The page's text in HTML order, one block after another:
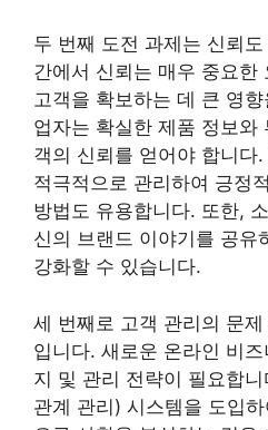
두 번째 도전 과제는 신뢰
간에서 신뢰는 매우 중요한
고객을 확보하는 데 큰 영
업자는 확실한 제품 정보와
객의 신뢰를 얻어야 합니다
적극적으로 관리하여 긍정
방법도 유용합니다. 또한,
신의 브랜드 이야기를 공유
강화할 수 있습니다.
세 번째로 고객 관리의 문
입니다. 새로운 온라인 비
지 및 관리 전략이 필요합
관계 관리) 시스템을 도입